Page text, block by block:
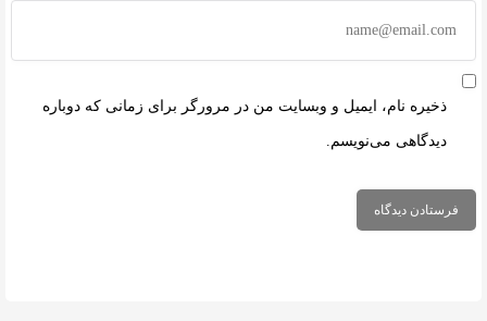
ذخیره نام، ایمیل و وبسایت من در مرورگر برای زمانی که دوباره
دیدگاهی می‌نویسم.